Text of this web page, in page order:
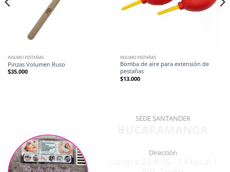
INSUMO PESTAÑAS
Pinzas Volumen Ruso
$35.000
INSUMO PESTAÑAS
Bomba de aire para extensión de
pestañas
$13.000
SEDE SANTANDER
Dirección